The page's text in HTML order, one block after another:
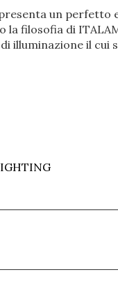
un perfetto
la filosofia di
illuminazione il cui